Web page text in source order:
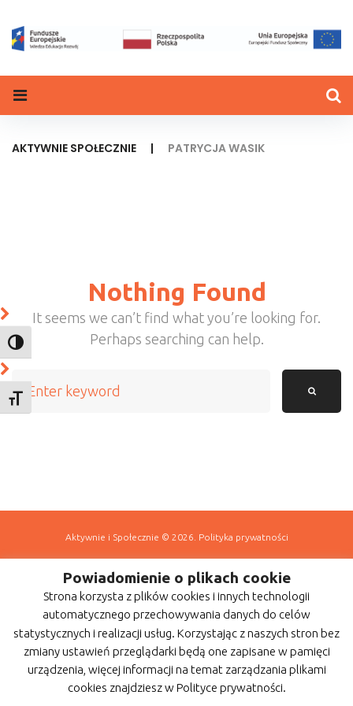
TOGGLE HIGH CONTRAST
TOGGLE FONT SIZE
to
content
AKTYWNIE SPOŁECZNIE | PATRYCJA WASIK
Nothing Found
It seems we can’t find what you’re looking for.
Perhaps searching can help.
Search
for:
Aktywnie i Społecznie © 2026. Polityka prywatności
Powiadomienie o plikach cookie
Strona korzysta z plików cookies i innych technologii
automatycznego przechowywania danych do celów
statystycznych i realizacji usług. Korzystając z naszych stron bez
zmiany ustawień przeglądarki będą one zapisane w pamięci
urządzenia, więcej informacji na temat zarządzania plikami
cookies znajdziesz w Polityce prywatności.